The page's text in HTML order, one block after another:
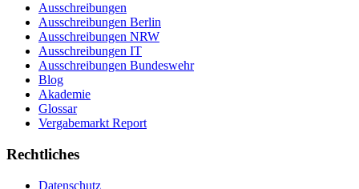
Ausschreibungen
Ausschreibungen Berlin
Ausschreibungen NRW
Ausschreibungen IT
Ausschreibungen Bundeswehr
Blog
Akademie
Glossar
Vergabemarkt Report
Rechtliches
Datenschutz